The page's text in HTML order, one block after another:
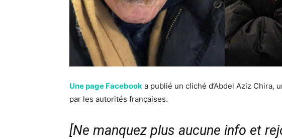
Une page Facebook a publié un cliché d’Abdel Aziz Chira,
par les autorités françaises.
[Ne manquez plus aucune info et